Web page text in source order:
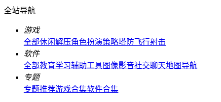
全站导航
游戏
全部休闲解压角色扮演策略塔防飞行射击
软件
全部教育学习辅助工具图像影音社交聊天地图导航
专题
专题推荐游戏合集软件合集